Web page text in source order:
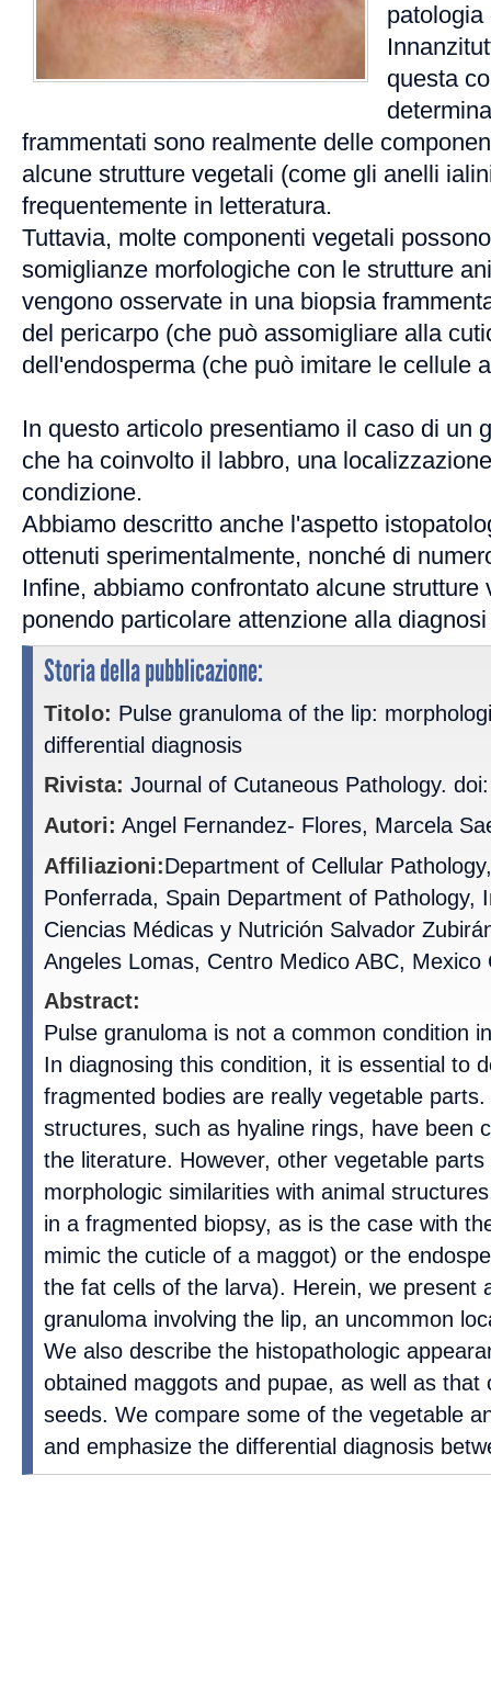
patologia
questa
frammentati sono realmente delle
alcune strutture vegetali (come gli anelli
frequentemente in letteratura.
Tuttavia, molte componenti vegetali
somiglianze morfologiche con le strutture
vengono osservate in una biopsia
del pericarpo (che può assomigliare alla
dell'endosperma (che può imitare le cellule
In questo articolo presentiamo il caso di un
che ha coinvolto il labbro, una
condizione.
Abbiamo descritto anche l'aspetto
ottenuti sperimentalmente, nonché di
Infine, abbiamo confrontato alcune strutture
ponendo particolare attenzione alla
Storia della pubblicazione:
Titolo: Pulse granuloma of the lip:
differential diagnosis
Rivista: Journal of Cutaneous Pathology.
Autori: Angel Fernandez- Flores, Marcela
Affiliazioni:Department of Cellular
Ponferrada, Spain Department of Pathology,
Ciencias Médicas y Nutrición Salvador
Angeles Lomas, Centro Medico ABC, Mexico
Abstract:
Pulse granuloma is not a common condition
In diagnosing this condition, it is essential to
fragmented bodies are really vegetable
structures, such as hyaline rings, have been
the literature. However, other vegetable
morphologic similarities with animal
in a fragmented biopsy, as is the case with
mimic the cuticle of a maggot) or the
the fat cells of the larva). Herein, we present
granuloma involving the lip, an uncommon
We also describe the histopathologic
obtained maggots and pupae, as well as that
seeds. We compare some of the vegetable
and emphasize the differential diagnosis